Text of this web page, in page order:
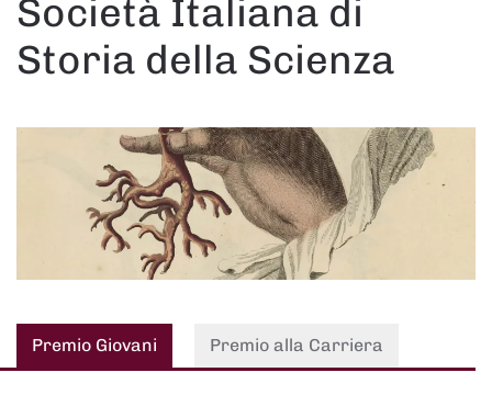
Società Italiana di
Storia della Scienza
Premio Giovani Premio alla Carriera